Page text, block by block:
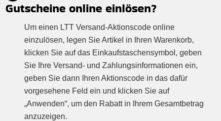
Gutscheine online einlösen?
Um einen LTT Versand-Aktionscode online
einzulösen, legen Sie Artikel in Ihren Warenkorb,
klicken Sie auf das Einkaufstaschensymbol, geben
Sie Ihre Versand- und Zahlungsinformationen ein,
geben Sie dann Ihren Aktionscode in das dafür
vorgesehene Feld ein und klicken Sie auf
„Anwenden“, um den Rabatt in Ihrem Gesamtbetrag
anzuzeigen.